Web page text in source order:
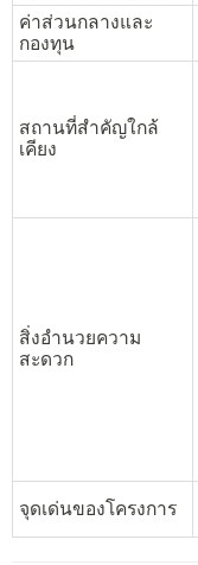
ค่าส่วนกลางและ
กองทุน
สถานที่สำคัญใกล้
เคียง
สิ่งอำนวยความ
สะดวก
จุดเด่นของโครงการ